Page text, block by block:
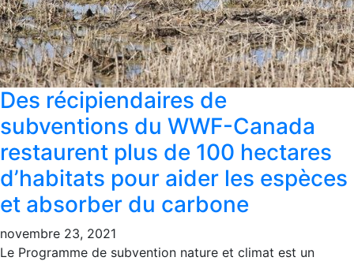
Des récipiendaires de
subventions du WWF-Canada
restaurent plus de 100 hectares
d’habitats pour aider les espèces
et absorber du carbone
novembre 23, 2021
Le Programme de subvention nature et climat est un